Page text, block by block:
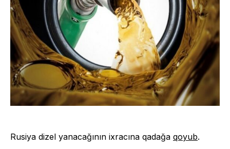
Rusiya dizel yanacağının ixracına qadağa qoyub.